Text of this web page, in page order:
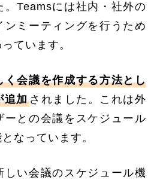
。Teamsには社内・社外の
ンミーティングを行うため
ています。
く会議を作成する方法とし
追加されました。これは外
ーとの会議をスケジュール
なっています。
しい会議のスケジュール機